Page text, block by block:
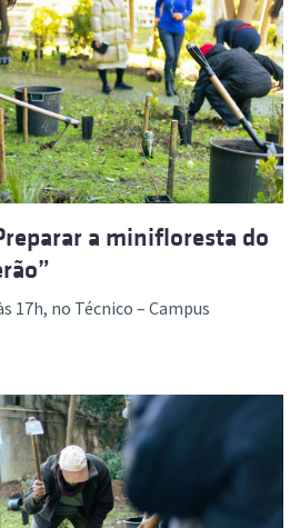
a minifloresta do
17h, no Técnico – Campus